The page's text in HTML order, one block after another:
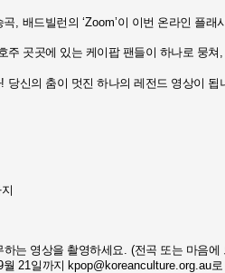
곡, 배드빌런의 ‘Zoom’이 이번 온라인 플래
주 곳곳에 있는 케이팝 팬들이 하나로 뭉쳐 ,
! 당신의 춤이 멋진 하나의 레전드 영상이 됩
는 영상을 촬영하세요. (전곡 또는 마음에
월21일까지 kpop@koreanculture.org.au